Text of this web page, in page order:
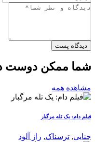
دیدگاه پست
شما ممکن دوست
مشاهده همه
فیلم دام: یک تله مرگبار
جنایی, ترسناک, راز آلود